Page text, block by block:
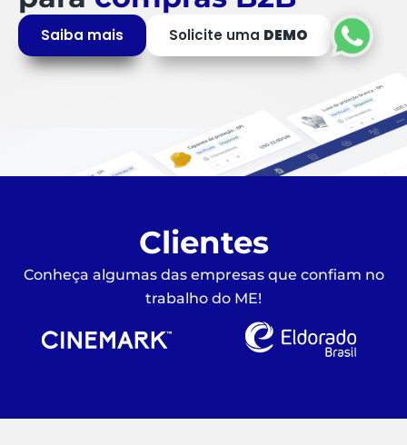
Saiba mais Solicite uma DEMO
Clientes
Conheça algumas das empresas que confiam no
trabalho do ME!